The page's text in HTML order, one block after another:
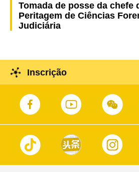
Tomada de posse da chefe
Peritagem de Ciências
Judiciária
Inscrição